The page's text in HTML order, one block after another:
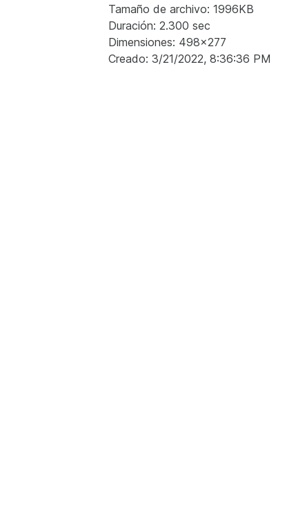
Tamaño de archivo: 1996KB
Duración: 2.300 sec
Dimensiones: 498x277
Creado: 3/21/2022, 8:36:36 PM